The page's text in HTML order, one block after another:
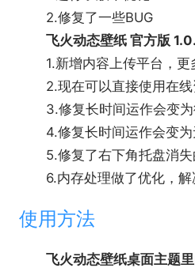
2.修复了一些BUG
飞火动态壁纸 官方版
1.新增内容上传平台，更
2.现在可以直接使用在线
3.修复长时间运作会变为
4.修复长时间运作会变为
5.修复了右下角托盘消失
6.内存处理做了优化，解
使用方法
飞火动态壁纸桌面主题